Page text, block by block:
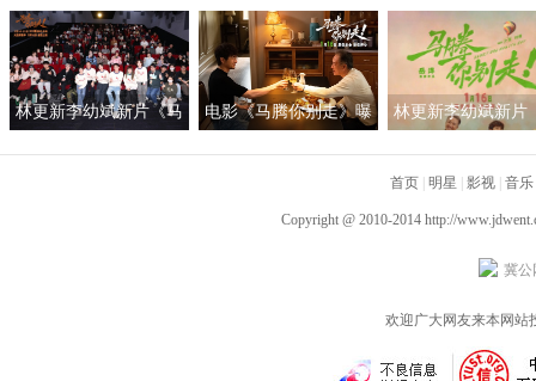
蜜的针》定档3月28日
绝版影后阵容癫
上映
礼及路演 白色情人
约搭子稳稳幸福
林更新李幼斌新片《马
电影《马腾你别走》曝
生“新地图”
林更新李幼斌新片
首页 明星 影视 音乐
Copyright @ 2010-2014 http://
冀公
欢迎广大网友来本网站